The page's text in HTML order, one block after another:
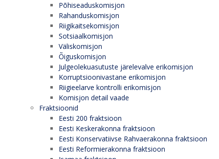
Põhiseaduskomisjon
Rahanduskomisjon
Riigikaitsekomisjon
Sotsiaalkomisjon
Väliskomisjon
Õiguskomisjon
Julgeolekuasutuste järelevalve erikomisjon
Korruptsioonivastane erikomisjon
Riigieelarve kontrolli erikomisjon
Komisjon detail vaade
Fraktsioonid
Eesti 200 fraktsioon
Eesti Keskerakonna fraktsioon
Eesti Konservatiivse Rahvaerakonna fraktsioon
Eesti Reformierakonna fraktsioon